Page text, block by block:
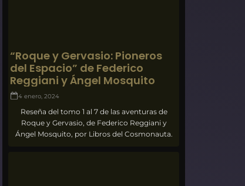
“Roque y Gervasio: Pioneros
del Espacio” de Federico
Reggiani y Ángel Mosquito
4 enero, 2024
Reseña del tomo 1 al 7 de las aventuras de
Roque y Gervasio, de Federico Reggiani y
Ángel Mosquito, por Libros del Cosmonauta.